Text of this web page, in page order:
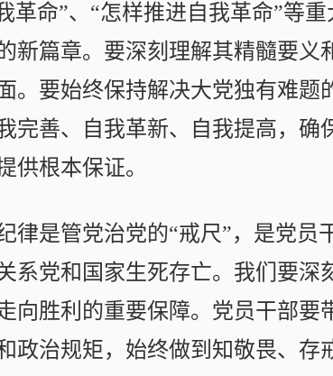
革命”、“怎样推进自我革命”等
新篇章。要深刻理解其精髓要
。要始终保持解决大党独有难
完善、自我革新、自我提高，确
供根本保证。
律是管党治党的“戒尺”，是党
系党和国家生死存亡。我们要深
向胜利的重要保障。党员干部要
政治规矩，始终做到知敬畏、